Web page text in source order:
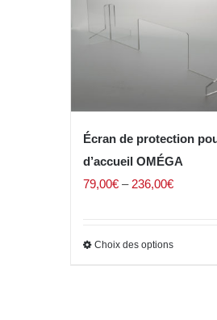
Écran de protection
d’accueil OMÉGA
79,00€ – 236,00€
Choix des options